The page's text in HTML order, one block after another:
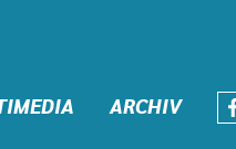
ARCHIV